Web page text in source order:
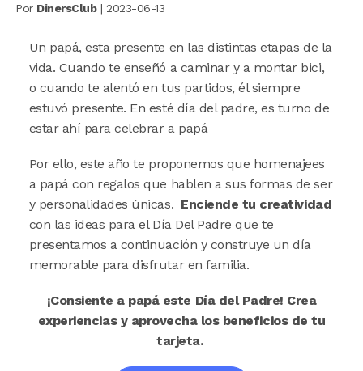
Por DinersClub|2023-06-13
Un papá, esta presente en las distintas etapas de la
vida. Cuando te enseñó a caminar y a montar bici,
o cuando te alentó en tus partidos, él siempre
estuvó presente. En esté día del padre, es turno de
estar ahí para celebrar a papá
Por ello, este año te proponemos que homenajees
a papá con regalos que hablen a sus formas de ser
y personalidades únicas. Enciende tu creatividad
con las ideas para el Día Del Padre que te
presentamos a continuación y construye un día
memorable para disfrutar en familia.
¡Consiente a papá este Día del Padre! Crea
experiencias y aprovecha los beneficios de tu
tarjeta.